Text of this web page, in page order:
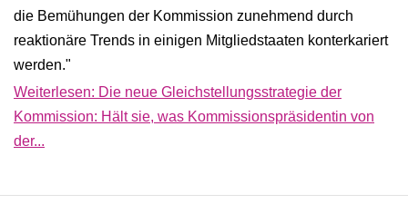
die Bemühungen der Kommission zunehmend durch
reaktionäre Trends in einigen Mitgliedstaaten konterkariert
werden."
Weiterlesen: Die neue Gleichstellungsstrategie der
Kommission: Hält sie, was Kommissionspräsidentin von
der...